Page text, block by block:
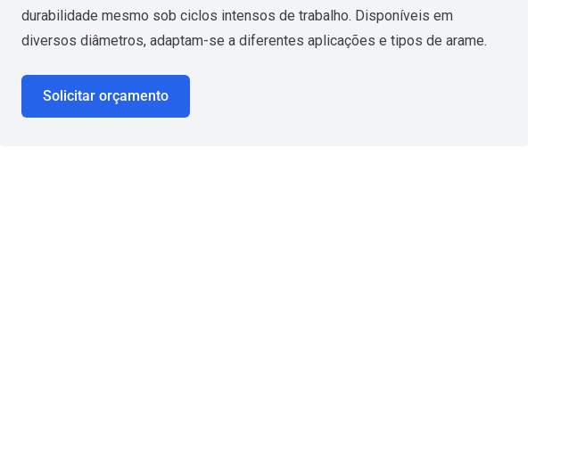
durabilidade mesmo sob ciclos intensos de trabalho. Disponíveis em
diversos diâmetros, adaptam-se a diferentes aplicações e tipos de arame.
Solicitar orçamento